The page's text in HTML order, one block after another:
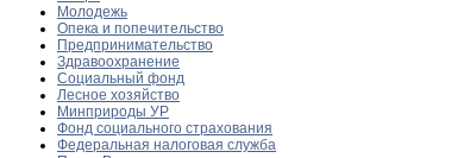
Молодежь
Опека и попечительство
Предпринимательство
Здравоохранение
Социальный фонд
Лесное хозяйство
Минприроды УР
Фонд социального страхования
Федеральная налоговая служба